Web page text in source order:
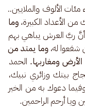
الألوف والملايين..
الأعداد الكبيرة، وما
ربَّ العرش يباهي بهم
له، وما يمتد من
ومغاربها. الحمد
بيتك وزائري نبيك،
دعوك به من الخير
ويا أرحم الراحمين.